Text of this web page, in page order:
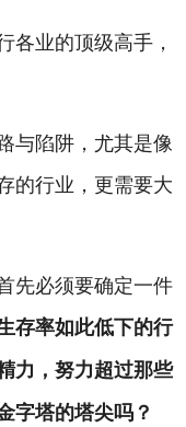
各业的顶级高手，
与陷阱，尤其是像
的行业，更需要大
先必须要确定一件
存率如此低下的行
力，努力超过那些
字塔的塔尖吗？